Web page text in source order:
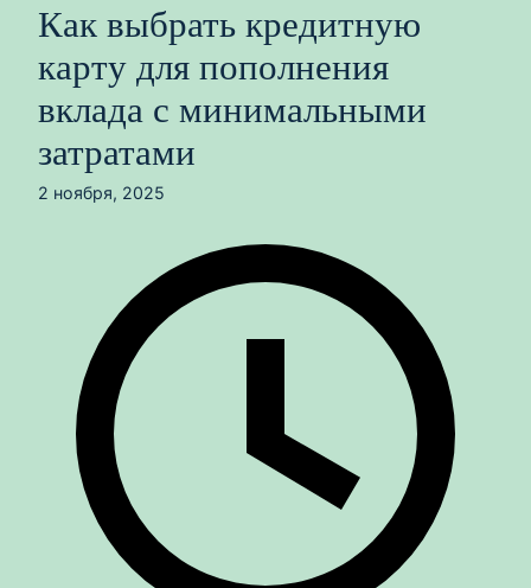
Как выбрать кредитную
карту для пополнения
вклада с минимальными
затратами
2 ноября, 2025